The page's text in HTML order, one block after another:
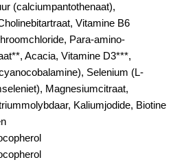
(calciumpantothenaat),
Vitamine B6
Para-amino-
Acacia, Vitamine D3***,
Selenium (L-
Magnesiumcitraat,
Kaliumjodide, Biotine